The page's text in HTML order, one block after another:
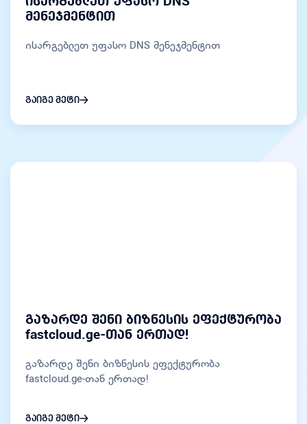
მენეჯმენტით
ისარგებლეთ უფასო DNS მენეჯმენტით
გაიგე მეტი
გაზარდე შენი ბიზნესის ეფექტურობა
fastcloud.ge-თან ერთად!
გაზარდე შენი ბიზნესის ეფექტურობა
fastcloud.ge-თან ერთად!
გაიგე მეტი